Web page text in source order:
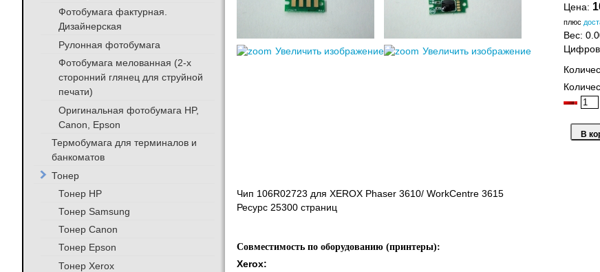
Увеличить изображение Увеличить изображение
Цена:
плюс
Вес:
Чип 106R02723 для XEROX Phaser 3610/ WorkCentre 3615
Ресурс 25300 страниц
Совместимость по оборудованию (принтеры):
Xerox:
Фотобумага фактурная.
Дизайнерская
Рулонная фотобумага
Фотобумага мелованная (2-х
сторонний глянец для струйной
печати)
Оригинальная фотобумага HP,
Canon, Epson
Термобумага для терминалов и
банкоматов
Тонер
Тонер HP
Тонер Samsung
Тонер Canon
Тонер Epson
Тонер Xerox